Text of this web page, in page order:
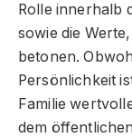
Rolle innerhalb
sowie die
betonen.
Persönlichkeit
Familie
dem